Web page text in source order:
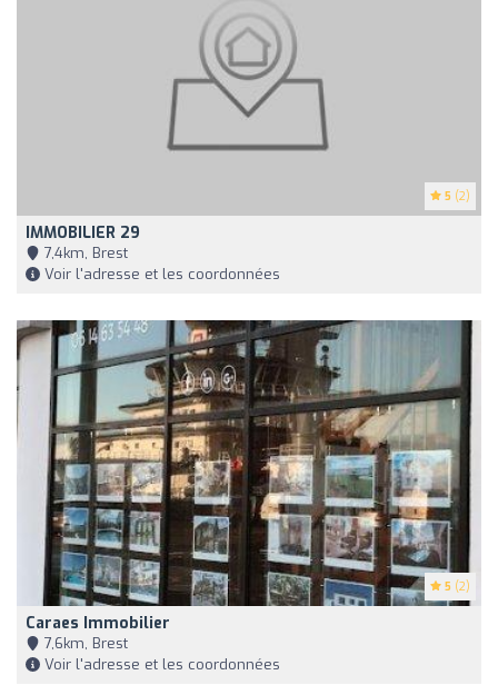
5 (2)
IMMOBILIER 29
7,4km, Brest
Voir l'adresse et les coordonnées
5 (2)
Caraes Immobilier
7,6km, Brest
Voir l'adresse et les coordonnées